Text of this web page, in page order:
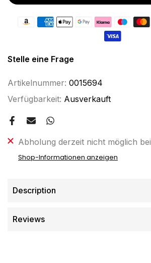
Stelle eine Frage
Artikelnummer: 0015694
Verfügbarkeit: Ausverkauft
Abholung derzeit nicht möglich bei
Shop-Informationen anzeigen
Description
Reviews